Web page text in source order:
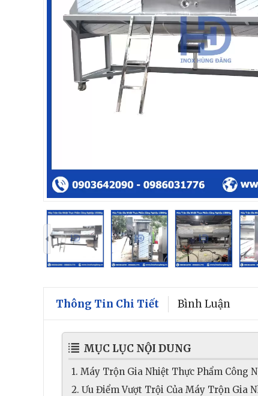
Thông Tin Chi Tiết Bình Luận
MỤC LỤC NỘI DUNG
1. Máy Trộn Gia Nhiệt Thực Phẩm Công
2. Ưu Điểm Vượt Trội Của Máy Trộn Gia